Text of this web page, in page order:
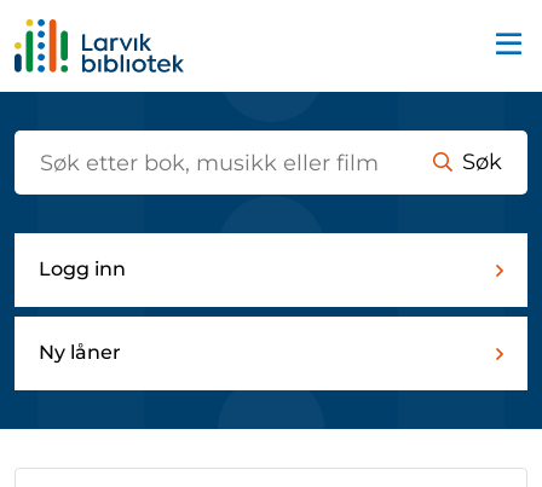
Søk
Logg inn
Ny låner